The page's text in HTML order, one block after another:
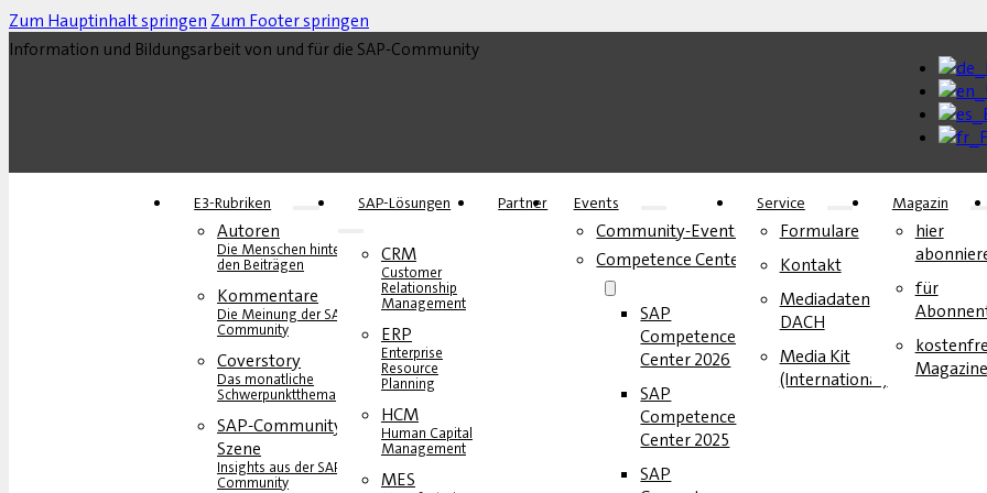
Zum Hauptinhalt springen Zum Footer springen
Information und Bildungsarbeit von und für die SAP-Community
E3-Rubriken
Autoren
Die Menschen hinter
den Beiträgen
Kommentare
Die Meinung der SAP-
Community
Coverstory
Das monatliche
Schwerpunktthema
SAP-Community-
Szene
Insights aus der SAP-
Community
SAP-Lösungen
CRM
Customer
Relationship
Management
ERP
Enterprise
Resource
Planning
HCM
Human Capital
Management
MES
Partner Events
Community-Events
Competence Center
SAP
Competence
Center 2026
SAP
Competence
Center 2025
SAP
Service
Formulare
Kontakt
Mediadaten
DACH
Media Kit
(International)
Magazin
hier
für
Magazine